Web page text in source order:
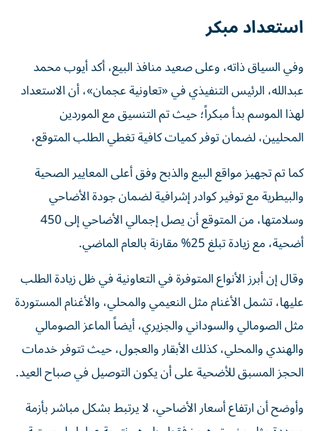
استعداد مبكر
وفي السياق ذاته، وعلى صعيد منافذ البيع، أكد أيوب محمد
عبدالله، الرئيس التنفيذي في «تعاونية عجمان»، أن الاستعداد
لهذا الموسم بدأ مبكراً؛ حيث تم التنسيق مع الموردين
المحليين، لضمان توفر كميات كافية تغطي الطلب المتوقع،
كما تم تجهيز مواقع البيع والذبح وفق أعلى المعايير الصحية
والبيطرية مع توفير كوادر إشرافية لضمان جودة الأضاحي
وسلامتها، من المتوقع أن يصل إجمالي الأضاحي إلى 450
أضحية، مع زيادة تبلغ 25% مقارنة بالعام الماضي.
وقال إن أبرز الأنواع المتوفرة في التعاونية في ظل زيادة الطلب
عليها، تشمل الأغنام مثل النعيمي والمحلي، والأغنام المستوردة
مثل الصومالي والسوداني والجزيري، أيضاً الماعز الصومالي
والهندي والمحلي، كذلك الأبقار والعجول، حيث تتوفر خدمات
الحجز المسبق للأضحية على أن يكون التوصيل في صباح العيد.
وأوضح أن ارتفاع أسعار الأضاحي، لا يرتبط بشكل مباشر بأزمة